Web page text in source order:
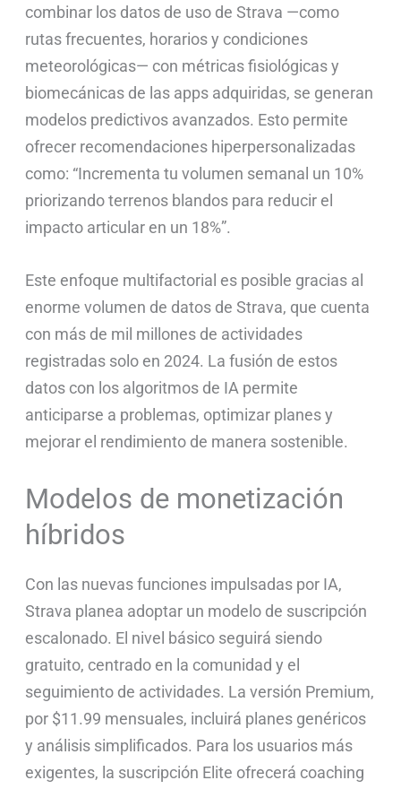
combinar los datos de uso de Strava —como
rutas frecuentes, horarios y condiciones
meteorológicas— con métricas fisiológicas y
biomecánicas de las apps adquiridas, se generan
modelos predictivos avanzados. Esto permite
ofrecer recomendaciones hiperpersonalizadas
como: “Incrementa tu volumen semanal un 10%
priorizando terrenos blandos para reducir el
impacto articular en un 18%”.
Este enfoque multifactorial es posible gracias al
enorme volumen de datos de Strava, que cuenta
con más de mil millones de actividades
registradas solo en 2024. La fusión de estos
datos con los algoritmos de IA permite
anticiparse a problemas, optimizar planes y
mejorar el rendimiento de manera sostenible.
Modelos de monetización
híbridos
Con las nuevas funciones impulsadas por IA,
Strava planea adoptar un modelo de suscripción
escalonado. El nivel básico seguirá siendo
gratuito, centrado en la comunidad y el
seguimiento de actividades. La versión Premium,
por $11.99 mensuales, incluirá planes genéricos
y análisis simplificados. Para los usuarios más
exigentes, la suscripción Elite ofrecerá coaching